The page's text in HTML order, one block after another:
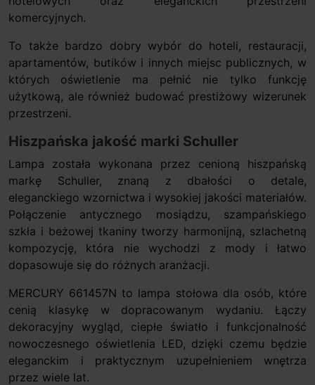
komercyjnych.
To także bardzo dobry wybór do hoteli, restauracji,
apartamentów, butików i innych miejsc publicznych, w
których oświetlenie ma pełnić nie tylko funkcję
użytkową, ale również budować prestiżowy wizerunek
przestrzeni.
Hiszpańska jakość marki Schuller
Lampa została wykonana przez cenioną hiszpańską
markę Schuller, znaną z dbałości o detale,
eleganckiego wzornictwa i wysokiej jakości materiałów.
Połączenie antycznego mosiądzu, szampańskiego
szkła i beżowej tkaniny tworzy harmonijną, szlachetną
kompozycję, która nie wychodzi z mody i łatwo
dopasowuje się do różnych aranżacji.
MERCURY 661457N to lampa stołowa dla osób, które
cenią klasykę w dopracowanym wydaniu. Łączy
dekoracyjny wygląd, ciepłe światło i funkcjonalność
nowoczesnego oświetlenia LED, dzięki czemu będzie
eleganckim i praktycznym uzupełnieniem wnętrza
przez wiele lat.